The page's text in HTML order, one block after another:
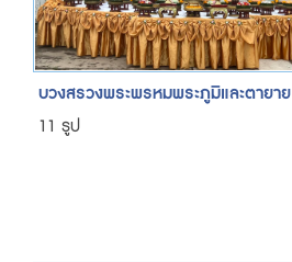
บวงสรวงพระพรหมพระภูมิและตายาย
11 รูป